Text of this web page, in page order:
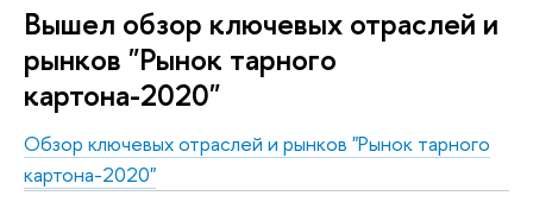
Вышел обзор ключевых отраслей и
рынков "Рынок тарного
картона-2020"
Обзор ключевых отраслей и рынков "Рынок тарного
картона-2020"